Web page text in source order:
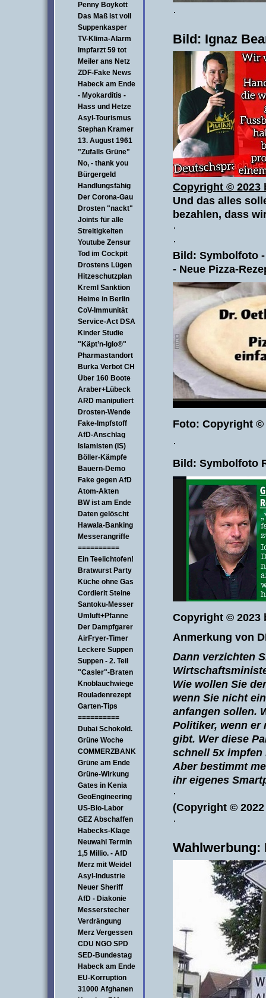
Penny Boykott
Das Maß ist voll
Suppenkasper
TV-Klima-Alarm
Impfarzt 59 tot
Meiler ans Netz
ZDF-Fake News
Habeck am Ende
- Myokarditis -
Hass und Hetze
Asyl-Tourismus
Stephan Kramer
13. August 1961
"Zufalls Grüne"
No, - thank you
Bürgergeld
Handlungsfähig
Der Corona-Gau
Drosten "nackt"
Joints für alle
Streitigkeiten
Youtube Zensur
Tod im Cockpit
Drostens Lügen
Hitzeschutzplan
Kreml Sanktion
Heime in Berlin
CoV-Immunität
Service-Act DSA
Kinder Studie
"Käpt’n-Iglo®"
Pharmastandort
Burka Verbot CH
Über 160 Boote
Araber+Lübeck
ARD manipuliert
Drosten-Wende
Fake-Impfstoff
AfD-Anschlag
Islamisten (IS)
Böller-Kämpfe
Bauern-Demo
Fake gegen AfD
Atom-Akten
BW ist am Ende
Daten gelöscht
Hawala-Banking
Messerangriffe
==========
Ein Teelichtofen!
Bratwurst Party
Küche ohne Gas
Cordierit Steine
Santoku-Messer
Umluft+Pfanne
Der Dampfgarer
AirFryer-Timer
Leckere Suppen
Suppen - 2. Teil
"Casler"-Braten
Knoblauchwiege
Rouladenrezept
Garten-Tips
==========
Dubai Schokold.
Grüne Woche
COMMERZBANK
Grüne am Ende
Grüne-Wirkung
Gates in Kenia
GeoEngineering
US-Bio-Labor
GEZ Abschaffen
Habecks-Klage
Neuwahl Termin
1,5 Millio. - AfD
Merz mit Weidel
Asyl-Industrie
Neuer Sheriff
AfD - Diakonie
Messerstecher
Verdrängung
Merz Vergessen
CDU NGO SPD
SED-Bundestag
Habeck am Ende
EU-Korruption
31000 Afghanen
·
Bild: Ignaz
Copyright © 2023
Und das alles
bezahlen, dass
·
·
Bild: Symbolfoto
- Neue Pizza-
Foto: Copyright ©
·
Bild: Symbolfoto
Copyright © 2023
Anmerkung von
Dann verzichten
Wie wollen Sie
wenn Sie nicht
anfangen sollen.
Politiker, wenn er
gibt. Wer diese
schnell 5x impfen
Aber bestimmt
ihr eigenes
·
(Copyright ©
·
Wahlwerbung: